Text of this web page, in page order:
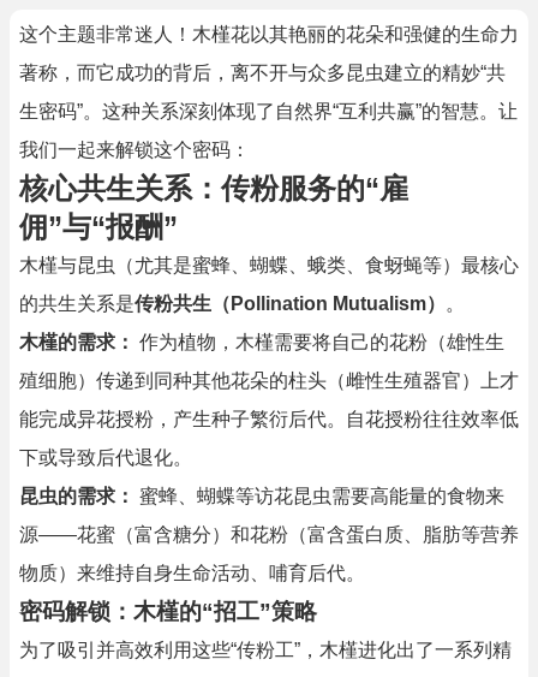
这个主题非常迷人！木槿花以其艳丽的花朵和强健的生命力
著称，而它成功的背后，离不开与众多昆虫建立的精妙“共
生密码”。这种关系深刻体现了自然界“互利共赢”的智慧。让
我们一起来解锁这个密码：
核心共生关系：传粉服务的“雇
佣”与“报酬”
木槿与昆虫（尤其是蜜蜂、蝴蝶、蛾类、食蚜蝇等）最核心
的共生关系是传粉共生（Pollination Mutualism）
。
木槿的需求： 作为植物，木槿需要将自己的花粉（雄性生
殖细胞）传递到同种其他花朵的柱头（雌性生殖器官）上才
能完成异花授粉，产生种子繁衍后代。自花授粉往往效率低
下或导致后代退化。
昆虫的需求： 蜜蜂、蝴蝶等访花昆虫需要高能量的食物来
源——花蜜（富含糖分）和花粉（富含蛋白质、脂肪等营养
物质）来维持自身生命活动、哺育后代。
密码解锁：木槿的“招工”策略
为了吸引并高效利用这些“传粉工”，木槿进化出了一系列精